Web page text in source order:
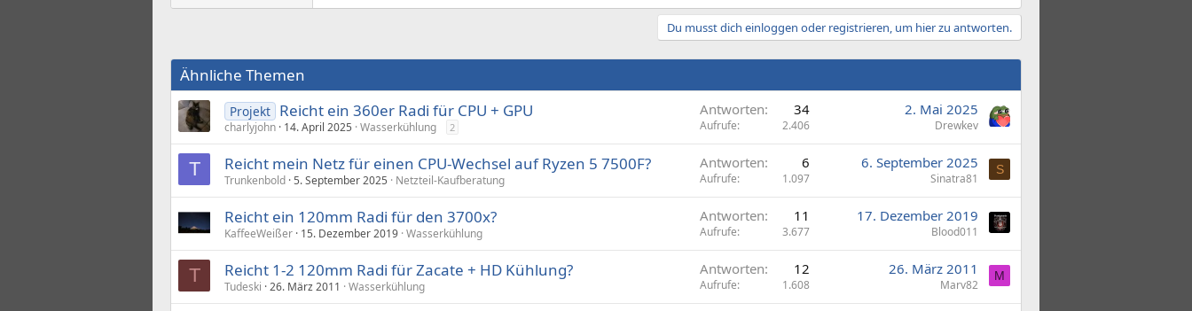
Du musst dich einloggen oder registrieren, um hier zu antworten.
Ähnliche Themen
Projekt Reicht ein 360er Radi für CPU + GPU
charlyjohn 14. April 2025 Wasserkühlung 2
Antworten 34
Aufrufe 2.406
2. Mai 2025
Drewkev
T Reicht mein Netz für einen CPU-Wechsel auf Ryzen 5 7500F?
Trunkenbold 5. September 2025 Netzteil-Kaufberatung
Antworten 6
Aufrufe 1.097
6. September 2025
Sinatra81
S
Reicht ein 120mm Radi für den 3700x?
KaffeeWeißer 15. Dezember 2019 Wasserkühlung
Antworten 11
Aufrufe 3.677
17. Dezember 2019
Blood011
T Reicht 1-2 120mm Radi für Zacate + HD Kühlung?
Tudeski 26. März 2011 Wasserkühlung
Antworten 12
Aufrufe 1.608
26. März 2011
Marv82
M